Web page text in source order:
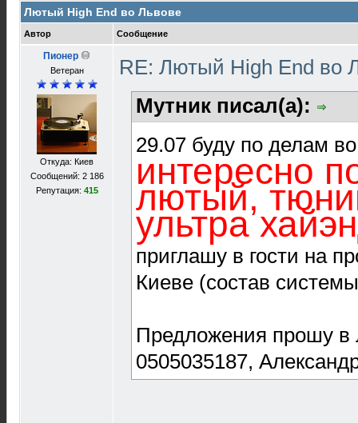
Лютый High End во Львове
Автор Сообщение
Пионер
Ветеран
Откуда: Киев
Сообщений: 2 186
Репутация: 415
RE: Лютый High End во
Мутник писал(а):
29.07 буду по делам
интересно
лютый,
ультра
приглашу в гости на
Киеве (состав
Предложения прошу в
0505035187,